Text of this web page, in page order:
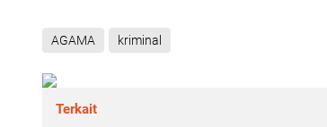
AGAMA kriminal
Terkait